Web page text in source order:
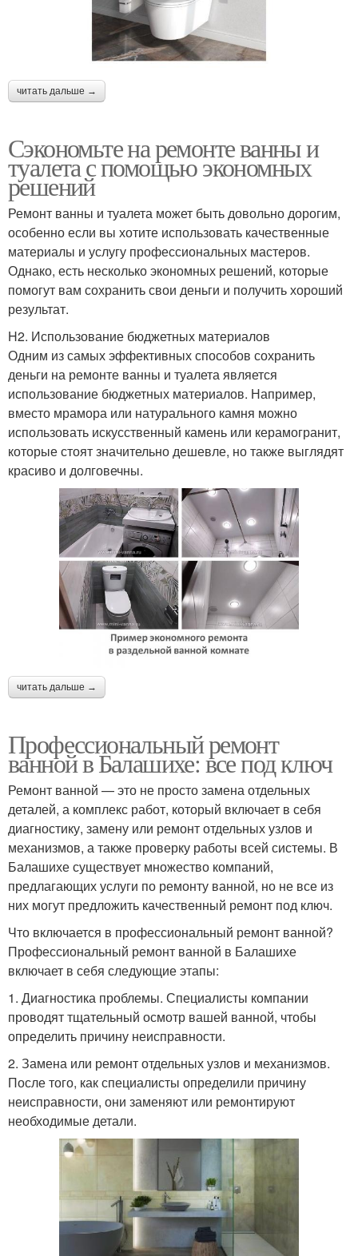
читать дальше →
Сэкономьте на ремонте ванны и
туалета с помощью экономных
решений
Ремонт ванны и туалета может быть довольно дорогим,
особенно если вы хотите использовать качественные
материалы и услугу профессиональных мастеров.
Однако, есть несколько экономных решений, которые
помогут вам сохранить свои деньги и получить хороший
результат.
H2. Использование бюджетных материалов
Одним из самых эффективных способов сохранить
деньги на ремонте ванны и туалета является
использование бюджетных материалов. Например,
вместо мрамора или натурального камня можно
использовать искусственный камень или керамогранит,
которые стоят значительно дешевле, но также выглядят
красиво и долговечны.
читать дальше →
Профессиональный ремонт
ванной в Балашихе: все под ключ
Ремонт ванной — это не просто замена отдельных
деталей, а комплекс работ, который включает в себя
диагностику, замену или ремонт отдельных узлов и
механизмов, а также проверку работы всей системы. В
Балашихе существует множество компаний,
предлагающих услуги по ремонту ванной, но не все из
них могут предложить качественный ремонт под ключ.
Что включается в профессиональный ремонт ванной?
Профессиональный ремонт ванной в Балашихе
включает в себя следующие этапы:
1. Диагностика проблемы. Специалисты компании
проводят тщательный осмотр вашей ванной, чтобы
определить причину неисправности.
2. Замена или ремонт отдельных узлов и механизмов.
После того, как специалисты определили причину
неисправности, они заменяют или ремонтируют
необходимые детали.